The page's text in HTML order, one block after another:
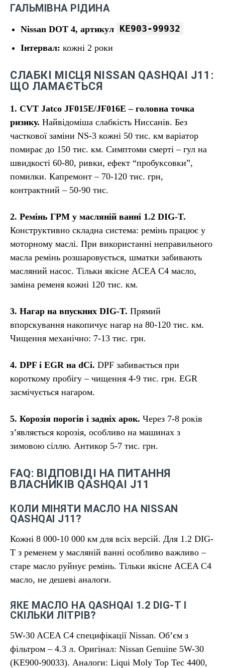
ГАЛЬМІВНА РІДИНА
Nissan DOT 4, артикул KE903-99932
Інтервал: кожні 2 роки
СЛАБКІ МІСЦЯ NISSAN QASHQAI J11:
ЩО ЛАМАЄТЬСЯ
1. CVT Jatco JF015E/JF016E – головна точка
ризику. Найвідоміша слабкість Ниссанів. Без
часткової заміни NS-3 кожні 50 тис. км варіатор
помирає до 150 тис. км. Симптоми смерті – гул на
швидкості 60-80, ривки, ефект “пробуксовки”,
помилки. Капремонт – 70-120 тис. грн,
контрактний – 50-90 тис.
2. Ремінь ГРМ у масляній ванні 1.2 DIG-T.
Конструктивно складна система: ремінь працює у
моторному маслі. При використанні неправильного
масла ремінь розшаровується, шматки забивають
масляний насос. Тільки якісне ACEA C4 масло,
заміна ременя кожні 120 тис. км.
3. Нагар на впускних DIG-T. Прямий
впорскування накопичує нагар на 80-120 тис. км.
Чищення механічно: 7-13 тис. грн.
4. DPF і EGR на dCi. DPF забивається при
короткому пробігу – чищення 4-9 тис. грн. EGR
засмічується нагаром.
5. Корозія порогів і задніх арок. Через 7-8 років
з’являється корозія, особливо на машинах з
зимовою сіллю. Антикор 5-7 тис. грн.
FAQ: ВІДПОВІДІ НА ПИТАННЯ
ВЛАСНИКІВ QASHQAI J11
КОЛИ МІНЯТИ МАСЛО НА NISSAN
QASHQAI J11?
Кожні 8 000-10 000 км для всіх версій. Для 1.2 DIG-
T з ременем у масляній ванні особливо важливо –
старе масло руйнує ремінь. Тільки якісне ACEA C4
масло, не дешеві аналоги.
ЯКЕ МАСЛО НА QASHQAI 1.2 DIG-T І
СКІЛЬКИ ЛІТРІВ?
5W-30 ACEA C4 специфікації Nissan. Об’єм з
фільтром – 4.3 л. Оригінал: Nissan Genuine 5W-30
(KE900-90033). Аналоги: Liqui Moly Top Tec 4400,